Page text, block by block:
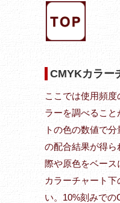
CMYKカラー
ここでは使用頻
ラーを調べるこ
トの色の数値で
の配合結果が得ら
際や原色をベース
カラーチャート
い。10%刻みでの